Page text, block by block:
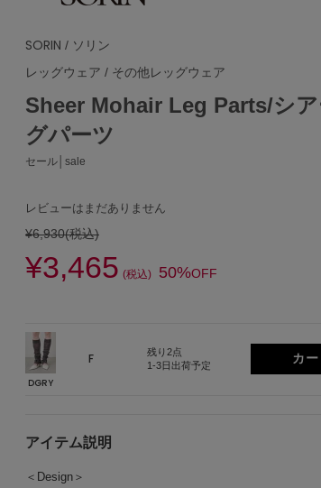
SORIN / ソリン
レッグウェア / その他レッグウェア
Sheer Mohair Leg Parts/シ
グパーツ
セール│sale
レビューはまだありません
¥6,930(税込)
¥3,465 (税込) 50%OFF
DGRY
F
残り2点
1-3日出荷予定
アイテム説明
＜Design＞